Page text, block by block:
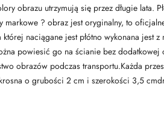
obrazu utrzymują się przez długie lata.
markowe ? obraz jest oryginalny, to
naciągane jest płótno wykonana jest
powiesić go na ścianie bez
obrazów podczas transportu.Każda
o grubości 2 cm i szerokości 3,5